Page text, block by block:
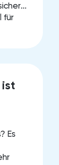
für
ist
Es